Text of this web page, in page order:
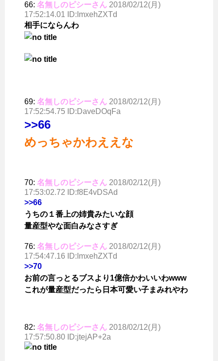
66: 名無しのピシーさん 2018/02/12(月)
17:52:14.01 ID:ImxehZXTd
相手にならんわ
69: 名無しのピシーさん 2018/02/12(月)
17:52:54.75 ID:DaveDOqFa
>>66
めっちゃかわええな
70: 名無しのピシーさん 2018/02/12(月)
17:53:02.72 ID:f8E4vDSAd
>>66
うちの１番上の姉貴みたいな顔
量産型やな面白みなさすぎ
76: 名無しのピシーさん 2018/02/12(月)
17:54:47.16 ID:ImxehZXTd
>>70
お前の言っとるブスより1億倍かわいいわwww
これが量産型だったら日本可愛い子まみれやわ
82: 名無しのピシーさん 2018/02/12(月)
17:57:50.80 ID:jtejAP+2a